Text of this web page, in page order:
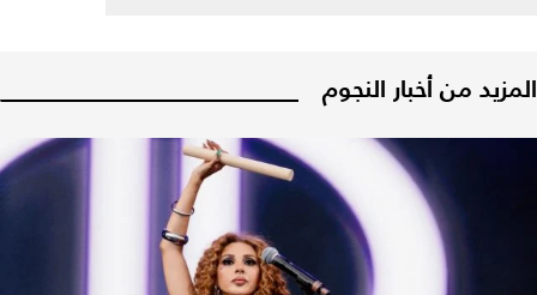
المزيد من أخبار النجوم